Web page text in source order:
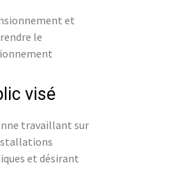
et
le
visé
travaillant sur
et désirant